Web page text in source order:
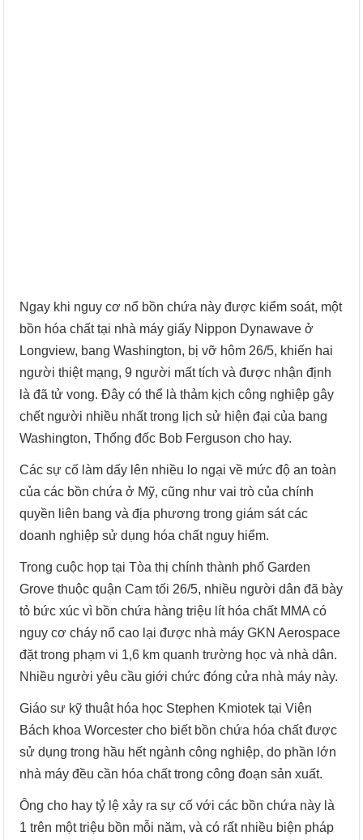
Ngay khi nguy cơ nổ bồn chứa này được kiểm soát, một
bồn hóa chất tại nhà máy giấy Nippon Dynawave ở
Longview, bang Washington, bị vỡ hôm 26/5, khiến hai
người thiệt mạng, 9 người mất tích và được nhận định
là đã tử vong. Đây có thể là thảm kịch công nghiệp gây
chết người nhiều nhất trong lịch sử hiện đại của bang
Washington, Thống đốc Bob Ferguson cho hay.
Các sự cố làm dấy lên nhiều lo ngại về mức độ an toàn
của các bồn chứa ở Mỹ, cũng như vai trò của chính
quyền liên bang và địa phương trong giám sát các
doanh nghiệp sử dụng hóa chất nguy hiểm.
Trong cuộc họp tại Tòa thị chính thành phố Garden
Grove thuộc quận Cam tối 26/5, nhiều người dân đã bày
tỏ bức xúc vì bồn chứa hàng triệu lít hóa chất MMA có
nguy cơ cháy nổ cao lại được nhà máy GKN Aerospace
đặt trong phạm vi 1,6 km quanh trường học và nhà dân.
Nhiều người yêu cầu giới chức đóng cửa nhà máy này.
Giáo sư kỹ thuật hóa học Stephen Kmiotek tại Viện
Bách khoa Worcester cho biết bồn chứa hóa chất được
sử dụng trong hầu hết ngành công nghiệp, do phần lớn
nhà máy đều cần hóa chất trong công đoạn sản xuất.
Ông cho hay tỷ lệ xảy ra sự cố với các bồn chứa này là
1 trên một triệu bồn mỗi năm, và có rất nhiều biện pháp